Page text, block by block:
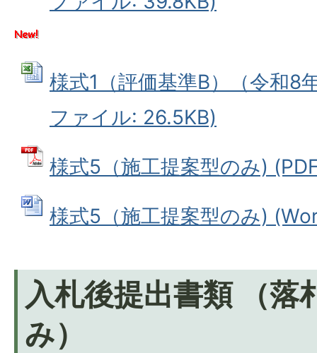
様式1（評価基準B）（令和8
ファイル: 26.5KB)
様式5（施工提案型のみ)
様式5（施工提案型のみ)
入札後提出書類 （落
み）